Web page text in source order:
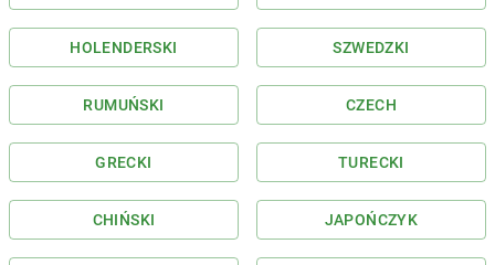
HOLENDERSKI SZWEDZKI
RUMUŃSKI CZECH
GRECKI TURECKI
CHIŃSKI JAPOŃCZYK